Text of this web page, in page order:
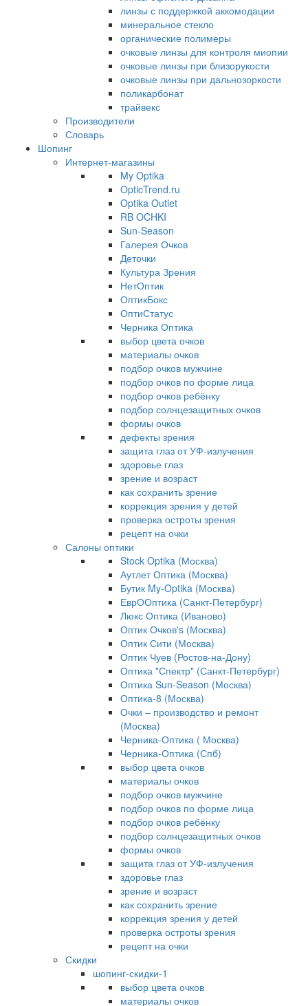
линзы с поддержкой аккомодации
минеральное стекло
органические полимеры
очковые линзы для контроля миопии
очковые линзы при близорукости
очковые линзы при дальнозоркости
поликарбонат
трайвекс
Производители
Словарь
Шопинг
Интернет-магазины
My Optika
OpticTrend.ru
Optika Outlet
RB OCHKI
Sun-Season
Галерея Очков
Деточки
Культура Зрения
НетОптик
ОптикБокс
ОптиСтатус
Черника Оптика
выбор цвета очков
материалы очков
подбор очков мужчине
подбор очков по форме лица
подбор очков ребёнку
подбор солнцезащитных очков
формы очков
дефекты зрения
защита глаз от УФ-излучения
здоровье глаз
зрение и возраст
как сохранить зрение
коррекция зрения у детей
проверка остроты зрения
рецепт на очки
Салоны оптики
Stock Optika (Москва)
Аутлет Оптика (Москва)
Бутик My-Optika (Москва)
ЕврООптика (Санкт-Петербург)
Люкс Оптика (Иваново)
Оптик Очков's (Москва)
Оптик Сити (Москва)
Оптик Чуев (Ростов-на-Дону)
Оптика "Спектр" (Санкт-Петербург)
Оптика Sun-Season (Москва)
Оптика-8 (Москва)
Очки – производство и ремонт
(Москва)
Черника-Оптика ( Москва)
Черника-Оптика (Спб)
выбор цвета очков
материалы очков
подбор очков мужчине
подбор очков по форме лица
подбор очков ребёнку
подбор солнцезащитных очков
формы очков
защита глаз от УФ-излучения
здоровье глаз
зрение и возраст
как сохранить зрение
коррекция зрения у детей
проверка остроты зрения
рецепт на очки
Скидки
шопинг-скидки-1
выбор цвета очков
материалы очков